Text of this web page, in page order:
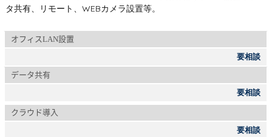
タ共有、リモート、WEBカメラ設置等。
オフィスLAN設置
要相談
データ共有
要相談
クラウド導入
要相談